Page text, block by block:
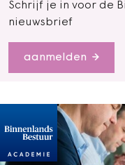
Schrijf je in voor de
nieuwsbrief
aanmelden